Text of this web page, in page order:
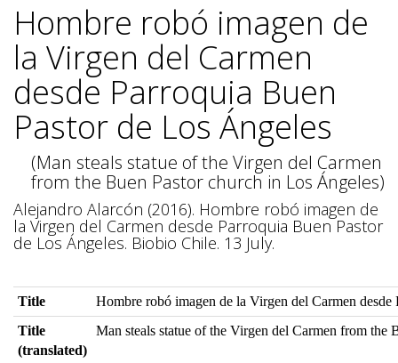
Hombre robó imagen de
la Virgen del Carmen
desde Parroquia Buen
Pastor de Los Ángeles
(Man steals statue of the Virgen del Carmen
from the Buen Pastor church in Los Ángeles)
Alejandro Alarcón (2016). Hombre robó imagen de
la Virgen del Carmen desde Parroquia Buen Pastor
de Los Ángeles. Biobio Chile. 13 July.
Title
Hombre robó imagen de la Virgen del Carmen
Title
(translated)
Man steals statue of the Virgen del Carmen from the